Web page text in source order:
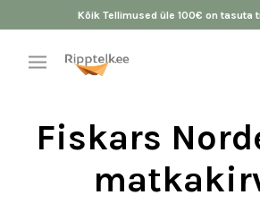
Kõik Tellimused üle 100€ on tasuta
Fiskars